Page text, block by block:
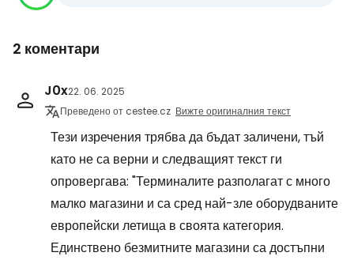
2 коментари
J0x22. 06. 2025
Преведено от cestee.cz Вижте оригиналния текст
Тези изречения трябва да бъдат заличени, тъй
като не са верни и следващият текст ги
опровергава: "Терминалите разполагат с много
малко магазини и са сред най-зле оборудваните
европейски летища в своята категория.
Единствено безмитните магазини са достъпни